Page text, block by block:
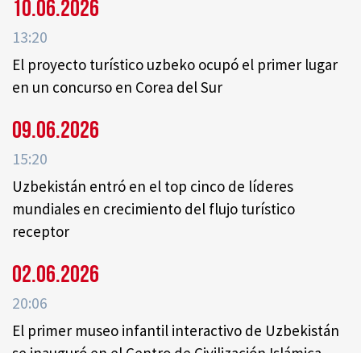
10.06.2026
13:20
El proyecto turístico uzbeko ocupó el primer lugar
en un concurso en Corea del Sur
09.06.2026
15:20
Uzbekistán entró en el top cinco de líderes
mundiales en crecimiento del flujo turístico
receptor
02.06.2026
20:06
El primer museo infantil interactivo de Uzbekistán